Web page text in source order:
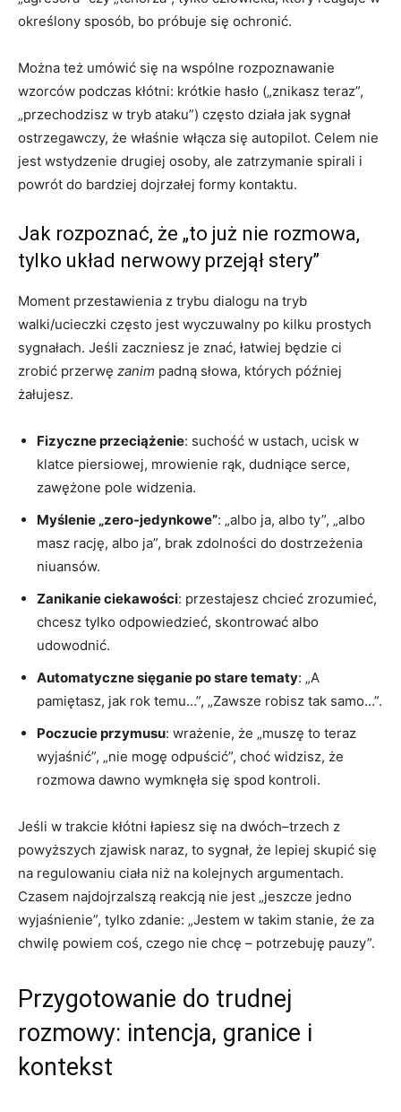
określony sposób, bo próbuje się ochronić.
Można też umówić się na wspólne rozpoznawanie
wzorców podczas kłótni: krótkie hasło („znikasz teraz”,
„przechodzisz w tryb ataku”) często działa jak sygnał
ostrzegawczy, że właśnie włącza się autopilot. Celem nie
jest wstydzenie drugiej osoby, ale zatrzymanie spirali i
powrót do bardziej dojrzałej formy kontaktu.
Jak rozpoznać, że „to już nie rozmowa,
tylko układ nerwowy przejął stery”
Moment przestawienia z trybu dialogu na tryb
walki/ucieczki często jest wyczuwalny po kilku prostych
sygnałach. Jeśli zaczniesz je znać, łatwiej będzie ci
zrobić przerwę zanim padną słowa, których później
żałujesz.
Fizyczne przeciążenie: suchość w ustach, ucisk w
klatce piersiowej, mrowienie rąk, dudniące serce,
zawężone pole widzenia.
Myślenie „zero-jedynkowe”: „albo ja, albo ty”, „albo
masz rację, albo ja”, brak zdolności do dostrzeżenia
niuansów.
Zanikanie ciekawości: przestajesz chcieć zrozumieć,
chcesz tylko odpowiedzieć, skontrować albo
udowodnić.
Automatyczne sięganie po stare tematy: „A
pamiętasz, jak rok temu…”, „Zawsze robisz tak samo…”.
Poczucie przymusu: wrażenie, że „muszę to teraz
wyjaśnić”, „nie mogę odpuścić”, choć widzisz, że
rozmowa dawno wymknęła się spod kontroli.
Jeśli w trakcie kłótni łapiesz się na dwóch–trzech z
powyższych zjawisk naraz, to sygnał, że lepiej skupić się
na regulowaniu ciała niż na kolejnych argumentach.
Czasem najdojrzalszą reakcją nie jest „jeszcze jedno
wyjaśnienie”, tylko zdanie: „Jestem w takim stanie, że za
chwilę powiem coś, czego nie chcę – potrzebuję pauzy”.
Przygotowanie do trudnej
rozmowy: intencja, granice i
kontekst